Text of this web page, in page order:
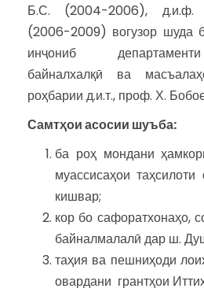
Б.С. (2004-2006), д.и.ф.
(2006-2009) вогузор шуда
инҷониб
байналхалқӣ ва
роҳбарии д.и.т., проф. Х.
Самтҳои асосии шуъба:
ба роҳ мондани
муассисаҳои
кишвар;
кор бо сафоратхонаҳо,
байналмалалӣ дар ш.
таҳия ва пешниҳоди
овардани грантҳои